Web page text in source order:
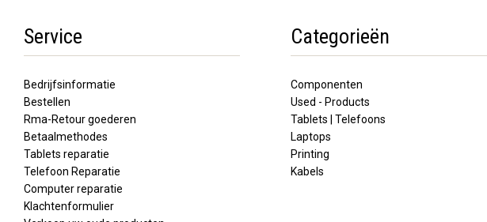
Service
Bedrijfsinformatie
Bestellen
Rma-Retour goederen
Betaalmethodes
Tablets reparatie
Telefoon Reparatie
Computer reparatie
Klachtenformulier
Categorieën
Componenten
Used - Products
Tablets | Telefoons
Laptops
Printing
Kabels